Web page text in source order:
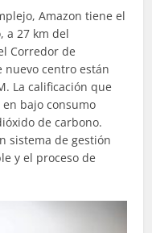
Amazon tiene el
a 27 km del
Corredor de
nuevo centro están
La calificación que
en bajo consumo
de carbono.
sistema de gestión
y el proceso de